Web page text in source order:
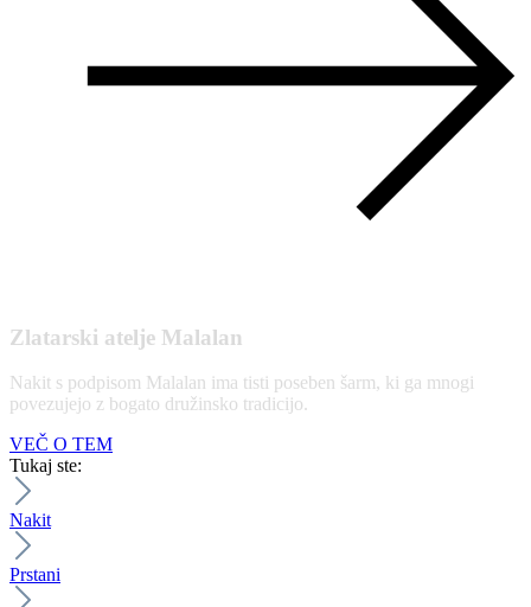
Zlatarski atelje Malalan
Nakit s podpisom Malalan ima tisti poseben šarm, ki ga mnogi
povezujejo z bogato družinsko tradicijo.
VEČ O TEM
Tukaj ste:
Nakit
Prstani